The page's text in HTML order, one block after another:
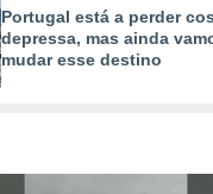
Portugal está a perder
depressa, mas ainda
mudar esse destino